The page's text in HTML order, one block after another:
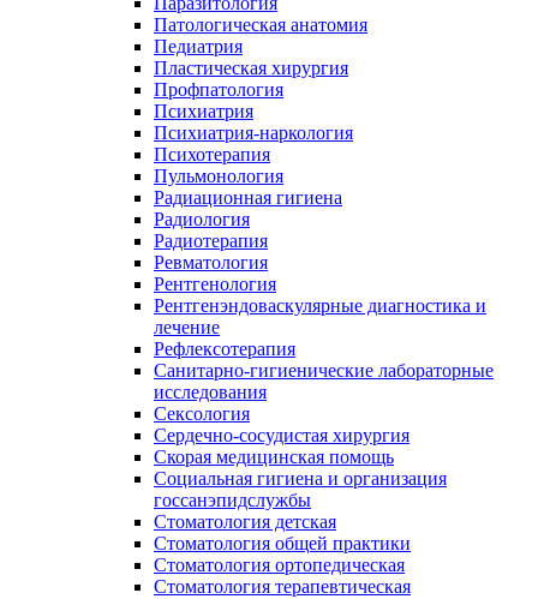
Патологическая анатомия
Педиатрия
Пластическая хирургия
Профпатология
Психиатрия
Психиатрия-наркология
Психотерапия
Пульмонология
Радиационная гигиена
Радиология
Радиотерапия
Ревматология
Рентгенология
Рентгенэндоваскулярные диагностика и
лечение
Рефлексотерапия
Санитарно-гигиенические лабораторные
исследования
Сексология
Сердечно-сосудистая хирургия
Скорая медицинская помощь
Социальная гигиена и организация
госсанэпидслужбы
Стоматология детская
Стоматология общей практики
Стоматология ортопедическая
Стоматология терапевтическая